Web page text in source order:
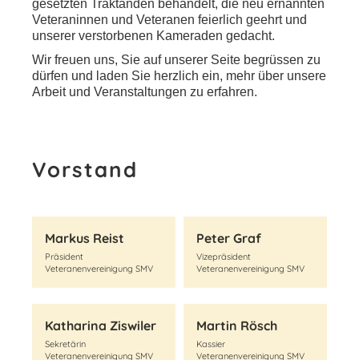
gesetzten Traktanden behandelt, die neu ernannten
Veteraninnen und Veteranen feierlich geehrt und
unserer verstorbenen Kameraden gedacht.
Wir freuen uns, Sie auf unserer Seite begrüssen zu
dürfen und laden Sie herzlich ein, mehr über unsere
Arbeit und Veranstaltungen zu erfahren.
Vorstand
Markus Reist
Präsident
Veteranenvereinigung SMV
Peter Graf
Vizepräsident
Veteranenvereinigung SMV
Katharina Ziswiler
Sekretärin
Veteranenvereinigung SMV
Martin Rösch
Kassier
Veteranenvereinigung SMV